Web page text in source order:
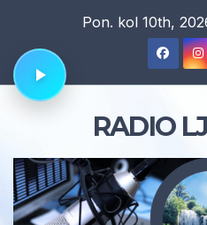
content
Pon. kol 10th,
RADIO